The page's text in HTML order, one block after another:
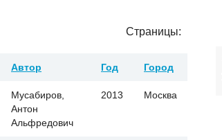
Страницы:
Автор Год Город
Мусабиров,
Антон
Альфредович
2013 Москва